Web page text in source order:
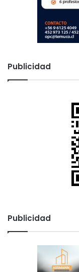
Publicidad
Publicidad